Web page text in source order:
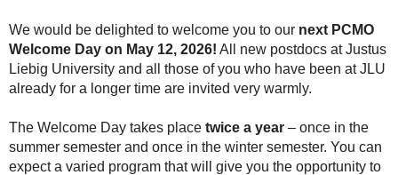
We would be delighted to welcome you to our next PCMO
Welcome Day on May 12, 2026! All new postdocs at Justus
Liebig University and all those of you who have been at JLU
already for a longer time are invited very warmly.
The Welcome Day takes place twice a year– once in the
summer semester and once in the winter semester. You can
expect a varied program that will give you the opportunity to